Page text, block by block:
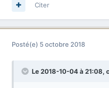
Citer
Posté(e) 5 octobre 2018
Le 2018-10-04 à 21:08,